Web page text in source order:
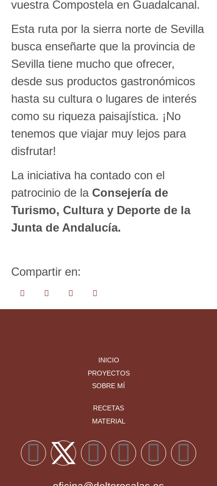
vuestra Compostela en Guadalcanal.
Esta ruta por la sierra norte de Sevilla
busca enseñarte que la provincia de
Sevilla tiene mucho que ofrecer,
desde sus productos gastronómicos
hasta su cultura o lugares de interés
como su riqueza paisajística. ¡No
tenemos que viajar muy lejos para
disfrutar!
La iniciativa ha contado con el
patrocinio de la Consejería de
Turismo, Cultura y Deporte de la
Junta de Andalucía.
Compartir en:
INICIO
PROYECTOS
SOBRE MÍ
RECETAS
MATERIAL